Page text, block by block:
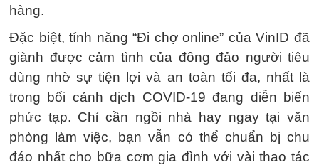
hàng.
Đặc biệt, tính năng “Đi chợ online” của VinID đã
giành được cảm tình của đông đảo người tiêu
dùng nhờ sự tiện lợi và an toàn tối đa, nhất là
trong bối cảnh dịch COVID-19 đang diễn biến
phức tạp. Chỉ cần ngồi nhà hay ngay tại văn
phòng làm việc, bạn vẫn có thể chuẩn bị chu
đáo nhất cho bữa cơm gia đình với vài thao tác